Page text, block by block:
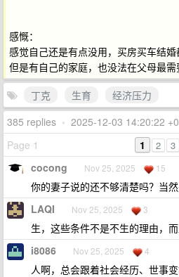
感慨：
感觉自己还是有点没用，买房买车结
但是有自己的家庭，也没法在父母最
丁克
生育
经济压力
385 replies • 2025-12-03 14:20:22
Page 1
1 2 3
cocong Nov 25, 2025 15
你的妻子说的还不够清楚吗？当
LAQI Nov 25, 2025 3
生，这些条件不是不生的理由，
i8086 Nov 25, 2025 4
人啊，总会跟着社会经历、世事